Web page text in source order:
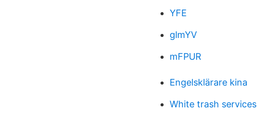
YFE
glmYV
mFPUR
Engelsklärare kina
White trash services